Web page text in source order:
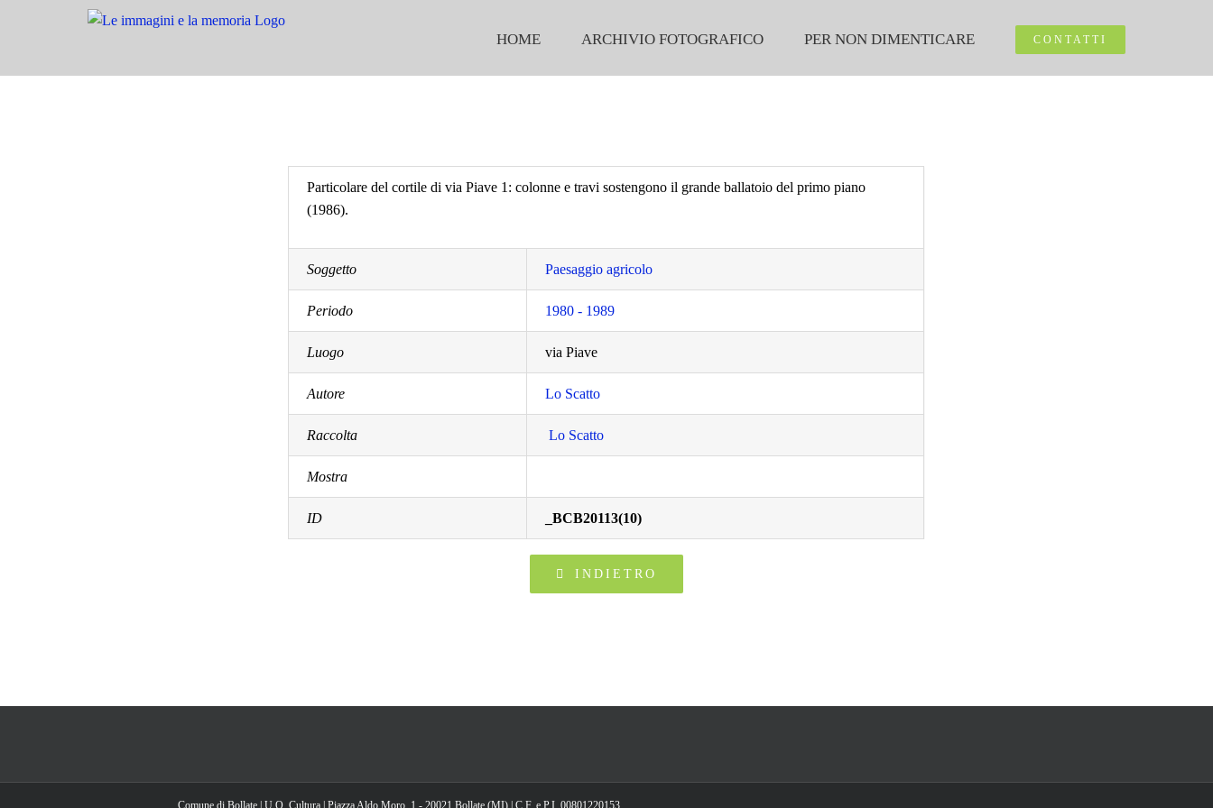
HOME ARCHIVIO FOTOGRAFICO PER NON DIMENTICARE CONTATTI
Particolare del cortile di via Piave 1: colonne e travi sostengono il grande ballatoio del primo piano
(1986).
Soggetto Paesaggio agricolo
Periodo 1980 - 1989
Luogo via Piave
Autore Lo Scatto
Raccolta Lo Scatto
Mostra
ID _BCB20113(10)
INDIETRO
Comune di Bollate | U.O. Cultura | Piazza Aldo Moro, 1 - 20021 Bollate (MI) | C.F. e P.I. 00801220153